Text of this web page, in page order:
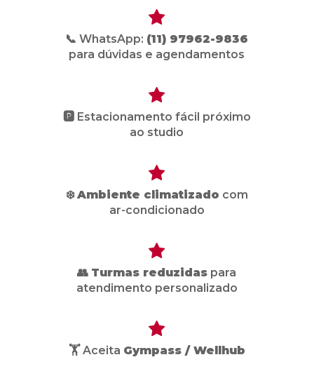
📞 WhatsApp: (11) 97962-9836
para dúvidas e agendamentos
🅿️ Estacionamento fácil próximo
ao studio
❄️Ambiente climatizado com
ar-condicionado
👥 Turmas reduzidas para
atendimento personalizado
🏋️ Aceita Gympass / Wellhub